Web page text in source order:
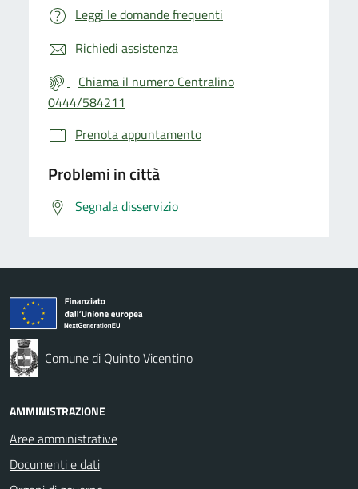
Leggi le domande frequenti
Richiedi assistenza
Chiama il numero Centralino
0444/584211
Prenota appuntamento
Problemi in città
Segnala disservizio
Comune di Quinto Vicentino
AMMINISTRAZIONE
Aree amministrative
Documenti e dati